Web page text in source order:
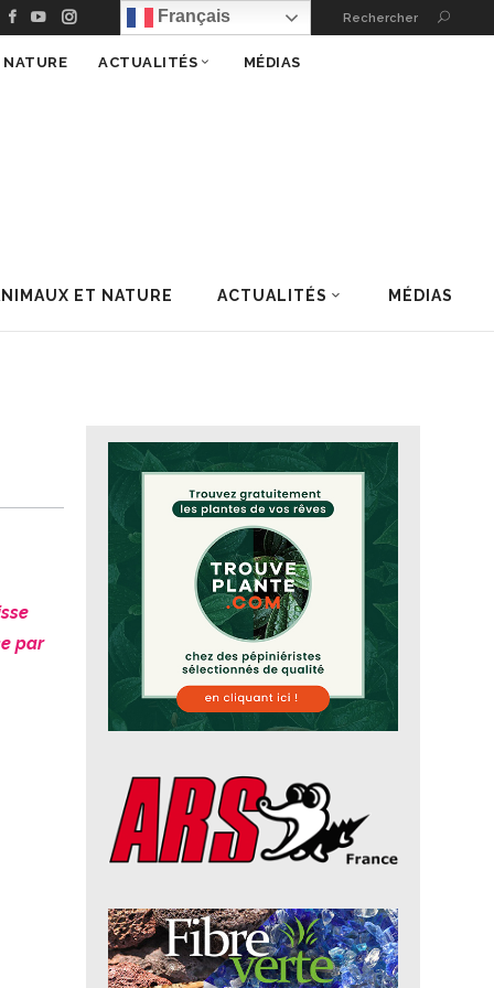
Français Rechercher
ET NATURE ACTUALITÉS MÉDIAS
ACTUALITÉS MÉDIAS
par